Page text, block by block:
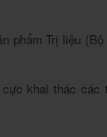
phẩm Trị liệu
khai thác các